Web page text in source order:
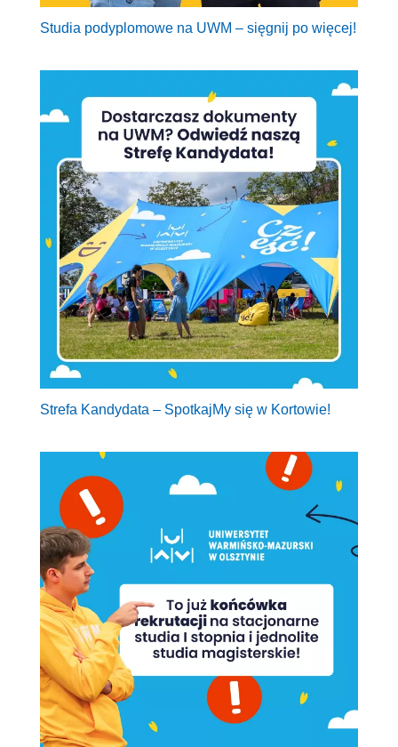
Studia podyplomowe na UWM – sięgnij po więcej!
Strefa Kandydata – SpotkajMy się w Kortowie!